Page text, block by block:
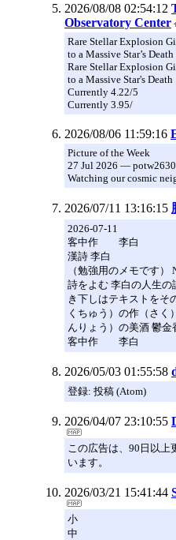
2026/08/08 02:54:12
Observatory Center
Rare Stellar Explosion
to a Massive Star’s Death
Rare Stellar Explosion
to a Massive Star's Death
Currently 4.22/5
Currently 3.95/
2026/08/06 11:59:16
Picture of the Week
27 Jul 2026 — potw2630
Watching our cosmic
2026/07/11 13:16:15
2026-07-11
客中作 李白
漢詩 李白
（勉強用のメモです
詩をよむ 李白の人生の
き下しはテキストをそ
くちゅう）の作（さく
んりょう）の美酒 鬱金
客中作 李白
2026/05/03 01:55:58
登録: 投稿 (Atom)
2026/04/07 23:10:55
この広告は、90日以上
います。
2026/03/21 15:41:44
小
中